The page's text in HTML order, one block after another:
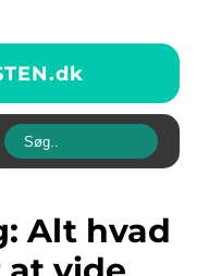
dk